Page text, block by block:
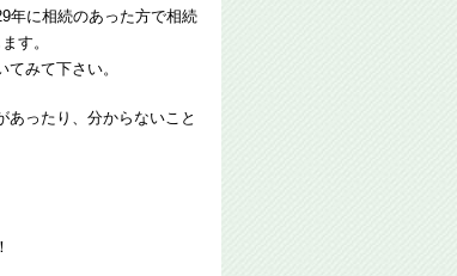
年に相続のあった方で相続
す。
みて下さい。
あったり、分からないこと